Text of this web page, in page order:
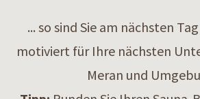
... so sind Sie am nächsten
motiviert für Ihre nächsten
Meran und